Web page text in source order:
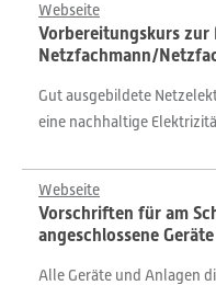
Webseite
Vorbereitungskurs
Netzfachmann/
Gut ausgebildete
eine nachhaltige
Webseite
Vorschriften für am
angeschlossene Geräte
Alle Geräte und Anlagen